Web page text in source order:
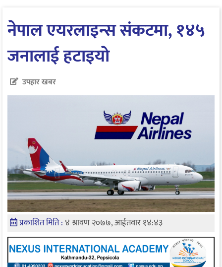
नेपाल एयरलाइन्स संकटमा, १४५
जनालाई हटाइयाे
उपहार खबर
प्रकाशित मिति : ४ श्रावण २०७७, आईतवार १४:४३